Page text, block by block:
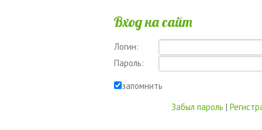
Вход на сайт
Логин:
Пароль:
запомнить
Забыл пароль |